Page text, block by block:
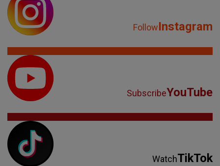
FollowInstagram
SubscribeYouTube
WatchTikTok